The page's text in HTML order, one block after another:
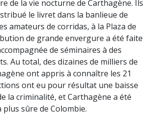
de la vie nocturne de Carthagène. Ils
le livret dans la banlieue de
amateurs de corridas, à la Plaza de
de grande envergure a été faite
de séminaires à des
Au total, des dizaines de milliers de
ont appris à connaître les 21
ont eu pour résultat une baisse
la criminalité, et Carthagène a été
plus sûre de Colombie.